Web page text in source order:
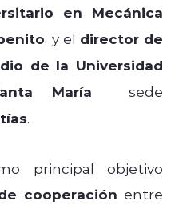
en Mecánica
, y el director de
de la Universidad
María
sede
.
principal objetivo
cooperación entre